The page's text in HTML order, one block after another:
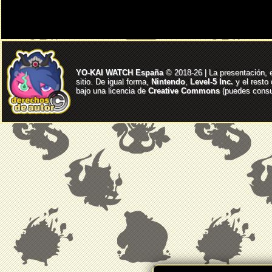
YO-KAI WATCH España© 2018-26 | La presentación,
sitio. De igual forma, Nintendo, Level-5 Inc. y el resto
bajo una licencia deCreative Commons(puedes